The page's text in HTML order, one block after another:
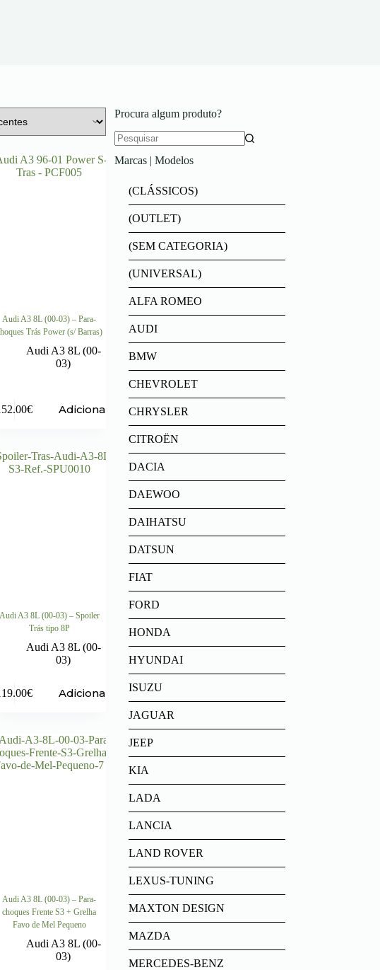
Audi A3 8L (00-03) – Para-
Trás Power (s/ Barras)
Audi A3 8L (00-
03)
€ Adicionar
Audi A3 8L (00-03) – Spoiler
Trás tipo 8P
Audi A3 8L (00-
03)
€ Adicionar
Audi A3 8L (00-03) – Para-
choques Frente S3 + Grelha
Favo de Mel Pequeno
Audi A3 8L (00-
03)
Procura algum produto?
Marcas | Modelos
(CLÁSSICOS)
(OUTLET)
(SEM CATEGORIA)
(UNIVERSAL)
ALFA ROMEO
AUDI
BMW
CHEVROLET
CHRYSLER
CITROËN
DACIA
DAEWOO
DAIHATSU
DATSUN
FIAT
FORD
HONDA
HYUNDAI
ISUZU
JAGUAR
JEEP
KIA
LADA
LANCIA
LAND ROVER
LEXUS-TUNING
MAXTON DESIGN
MAZDA
MERCEDES-BENZ